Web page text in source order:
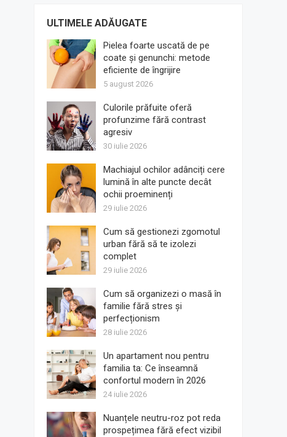
ULTIMELE ADĂUGATE
Pielea foarte uscată de pe
coate și genunchi: metode
eficiente de îngrijire
5 august 2026
Culorile prăfuite oferă
profunzime fără contrast
agresiv
30 iulie 2026
Machiajul ochilor adânciți cere
lumină în alte puncte decât
ochii proeminenți
29 iulie 2026
Cum să gestionezi zgomotul
urban fără să te izolezi
complet
29 iulie 2026
Cum să organizezi o masă în
familie fără stres și
perfecționism
28 iulie 2026
Un apartament nou pentru
familia ta: Ce înseamnă
confortul modern în 2026
24 iulie 2026
Nuanțele neutru-roz pot reda
prospețimea fără efect vizibil